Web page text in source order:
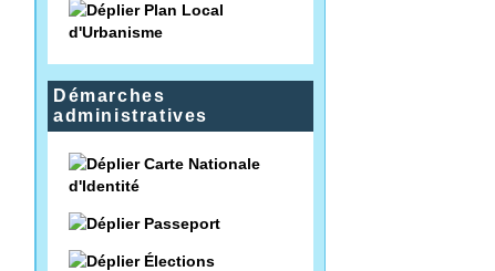
Plan Local
d'Urbanisme
Démarches
administratives
Carte Nationale
d'Identité
Passeport
Élections